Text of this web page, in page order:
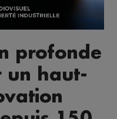
profonde
un haut-